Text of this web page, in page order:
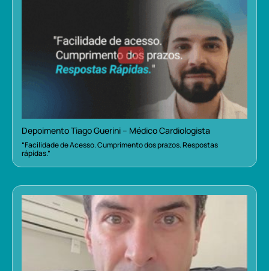
Depoimento Tiago Guerini – Médico Cardiologista
“Facilidade de Acesso. Cumprimento dos prazos. Respostas
rápidas.”